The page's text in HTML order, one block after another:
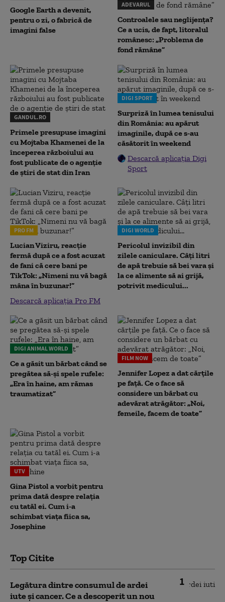
Google Earth a devenit,
pentru o zi, o fabrică de
imagini false
ADEVARUL
Controalele sau neglijența?
Ce a ucis, de fapt, litoralul
românesc: „Problema de
fond rămâne”
GANDUL.RO
Primele presupuse imagini
cu Mojtaba Khamenei de la
începerea războiului au
fost publicate de o agenție
de știri de stat din Iran
DIGI SPORT
Surpriză în lumea tenisului
din România: au apărut
imaginile, după ce s-au
căsătorit în weekend
Descarcă aplicația Digi
Sport
PRO FM
Lucian Viziru, reacție
fermă după ce a fost acuzat
de fani că cere bani pe
TikTok: „Nimeni nu vă bagă
mâna în buzunar!”
Descarcă aplicația Pro FM
DIGI WORLD
Pericolul invizibil din
zilele caniculare. Câți litri
de apă trebuie să bei vara și
la ce alimente să ai grijă,
potrivit medicului...
DIGI ANIMAL WORLD
Ce a găsit un bărbat când se
pregătea să-și spele rufele:
„Era în haine, am rămas
traumatizat”
FILM NOW
Jennifer Lopez a dat cărțile
pe față. Ce o face să
considere un bărbat cu
adevărat atrăgător: „Noi,
femeile, facem de toate”
UTV
Gina Pistol a vorbit pentru
prima dată despre relația
cu tatăl ei. Cum i-a
schimbat viața fiica sa,
Josephine
Top Citite
1
Legătura dintre consumul de ardei
iute și cancer. Ce a descoperit un nou